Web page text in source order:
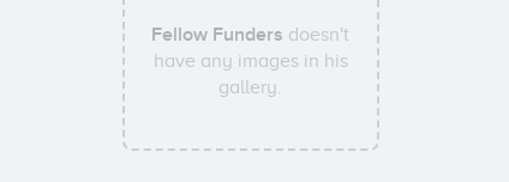
Fellow Funders doesn't
have any images in his
gallery.